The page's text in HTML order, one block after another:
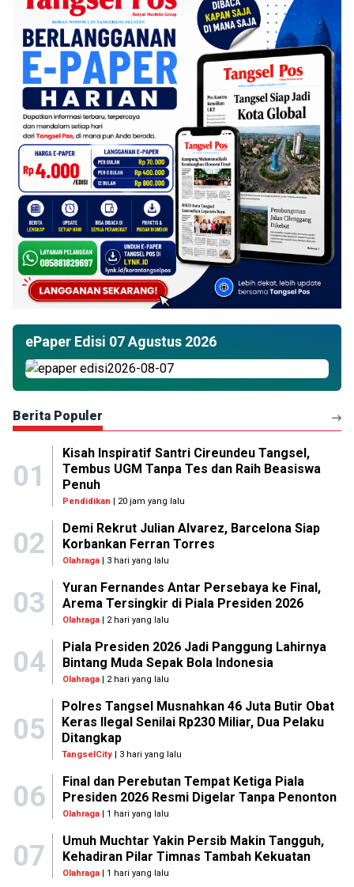
ePaper Edisi 07 Agustus 2026
Berita Populer
01
Kisah Inspiratif Santri Cireundeu Tangsel,
Tembus UGM Tanpa Tes dan Raih Beasiswa
Penuh
Pendidikan | 20 jam yang lalu
02
Demi Rekrut Julian Alvarez, Barcelona Siap
Korbankan Ferran Torres
Olahraga| 3 hari yang lalu
03
Yuran Fernandes Antar Persebaya ke Final,
Arema Tersingkir di Piala Presiden 2026
Olahraga| 2 hari yang lalu
04
Piala Presiden 2026 Jadi Panggung Lahirnya
Bintang Muda Sepak Bola Indonesia
Olahraga| 2 hari yang lalu
05
Polres Tangsel Musnahkan 46 Juta Butir Obat
Keras Ilegal Senilai Rp230 Miliar, Dua Pelaku
Ditangkap
TangselCity | 3 hari yang lalu
06
Final dan Perebutan Tempat Ketiga Piala
Presiden 2026 Resmi Digelar Tanpa Penonton
Olahraga| 1 hari yang lalu
07
Umuh Muchtar Yakin Persib Makin Tangguh,
Kehadiran Pilar Timnas Tambah Kekuatan
Olahraga| 1 hari yang lalu